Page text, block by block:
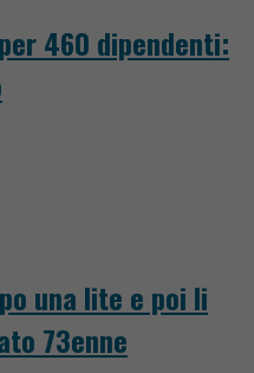
460 dipendenti:
una lite e poi li
73enne